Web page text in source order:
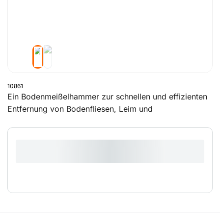
10861
Ein Bodenmeißelhammer zur schnellen und effizienten
Entfernung von Bodenfliesen, Leim und
dazumieten möchten, empfehlen wir Ihnen unseren 400